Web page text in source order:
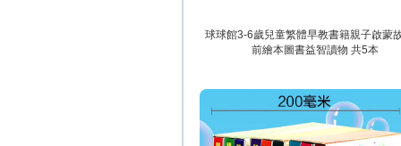
球球館3-6歲兒童繁體早教書籍親子啟蒙
前繪本圖書益智讀物 共5本